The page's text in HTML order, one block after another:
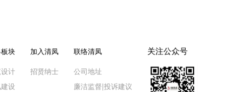
块
计
设
加入清凤
招贤纳士
联络清凤
公司地址
廉洁监督|投诉建议
关注公众号